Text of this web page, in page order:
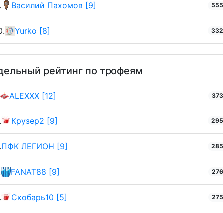
Василий Пахомов [9] 555
Yurko [8] 332
рейтинг по трофеям
ALEXXX [12] 373
Крузер2 [9] 295
ПФК ЛЕГИОН [9] 285
FANAT88 [9] 276
Скобарь10 [5] 275